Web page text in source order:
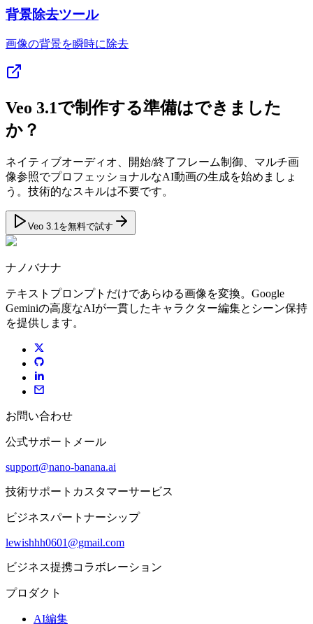
背景除去ツール
画像の背景を瞬時に除去
Veo 3.1で制作する準備はできました
か？
ネイティブオーディオ、開始/終了フレーム制御、マルチ画
像参照でプロフェッショナルなAI動画の生成を始めましょ
う。技術的なスキルは不要です。
Veo 3.1を無料で試す
ナノバナナ
テキストプロンプトだけであらゆる画像を変換。Google
Geminiの高度なAIが一貫したキャラクター編集とシーン保持
を提供します。
お問い合わせ
公式サポートメール
support@nano-banana.ai
技術サポートカスタマーサービス
ビジネスパートナーシップ
lewishhh0601@gmail.com
ビジネス提携コラボレーション
プロダクト
AI編集